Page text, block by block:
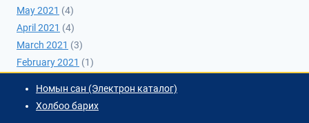
May 2021 (4)
April 2021 (4)
March 2021 (3)
February 2021 (1)
Номын сан (Электрон каталог)
Холбоо барих